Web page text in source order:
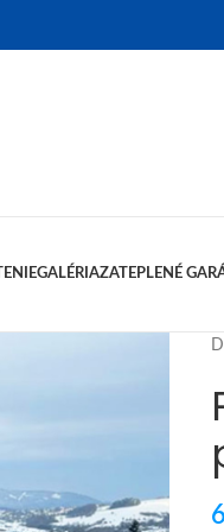
GALÉRIAZATEPLENÉ